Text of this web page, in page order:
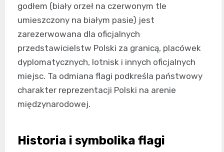
godłem (biały orzeł na czerwonym tle
umieszczony na białym pasie) jest
zarezerwowana dla oficjalnych
przedstawicielstw Polski za granicą, placówek
dyplomatycznych, lotnisk i innych oficjalnych
miejsc. Ta odmiana flagi podkreśla państwowy
charakter reprezentacji Polski na arenie
międzynarodowej.
Historia i symbolika flagi